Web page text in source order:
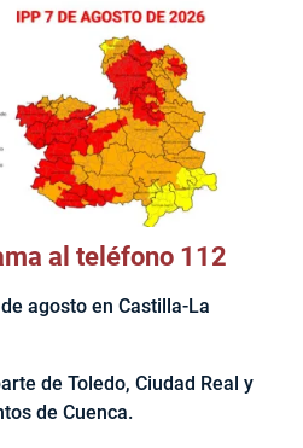
al teléfono 112
agosto en Castilla-La
de Toledo, Ciudad Real y
de Cuenca.